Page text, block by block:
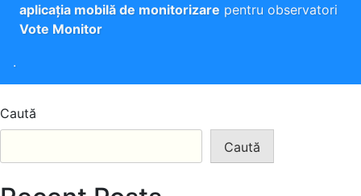
aplicația mobilă de monitorizare pentru observatori
Vote Monitor
.
Caută
Caută